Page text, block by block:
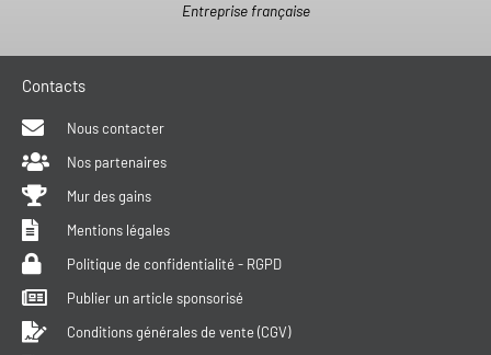
Entreprise française
Contacts
Nous contacter
Nos partenaires
Mur des gains
Mentions légales
Politique de confidentialité - RGPD
Publier un article sponsorisé
Conditions générales de vente (CGV)